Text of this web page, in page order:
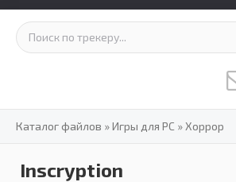
Каталог файлов »Игры для PC »Хоррор
Inscryption